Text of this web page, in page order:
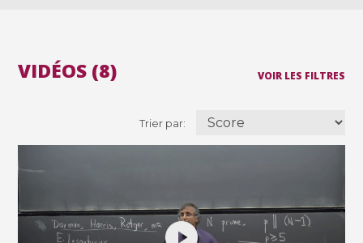
VOIR LES FILTRES
Trier par:
VIDÉOS (8)